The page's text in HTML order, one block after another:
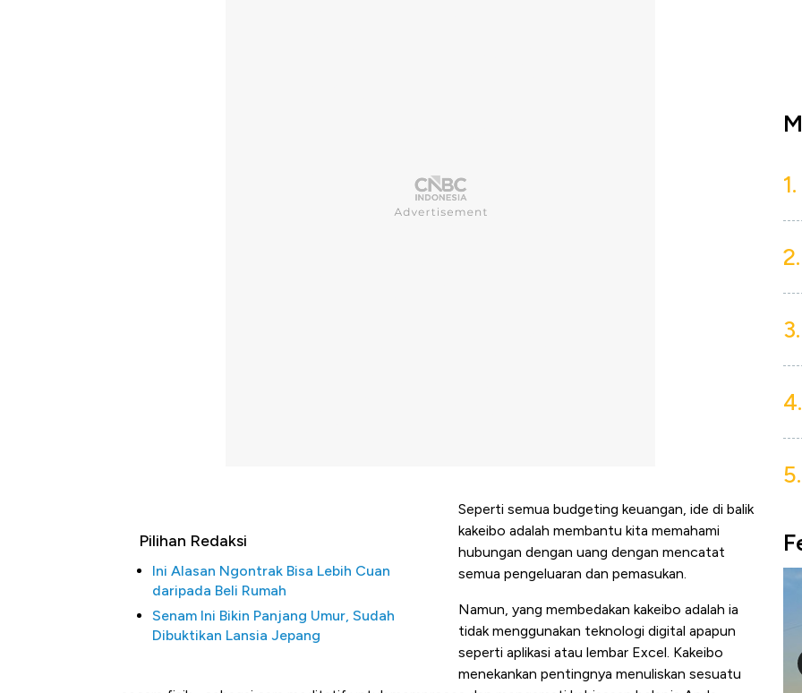
Pilihan Redaksi
Ini Alasan Ngontrak Bisa Lebih Cuan
daripada Beli Rumah
Senam Ini Bikin Panjang Umur, Sudah
Dibuktikan Lansia Jepang
Seperti semua budgeting keuangan, ide di balik
kakeibo adalah membantu kita memahami
hubungan dengan uang dengan mencatat
semua pengeluaran dan pemasukan.
Namun, yang membedakan kakeibo adalah ia
tidak menggunakan teknologi digital apapun
seperti aplikasi atau lembar Excel. Kakeibo
menekankan pentingnya menuliskan sesuatu
1.
2.
3.
4.
5.